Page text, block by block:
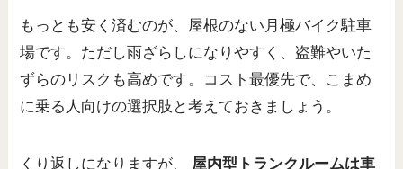
もっとも安く済むのが、屋根のない月極バイク駐車
場です。ただし雨ざらしになりやすく、盗難やいた
ずらのリスクも高めです。コスト最優先で、こまめ
に乗る人向けの選択肢と考えておきましょう。
くり返しになりますが、
屋内型トランクルームは車